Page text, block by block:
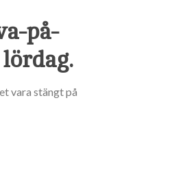
på-
vara stängt på